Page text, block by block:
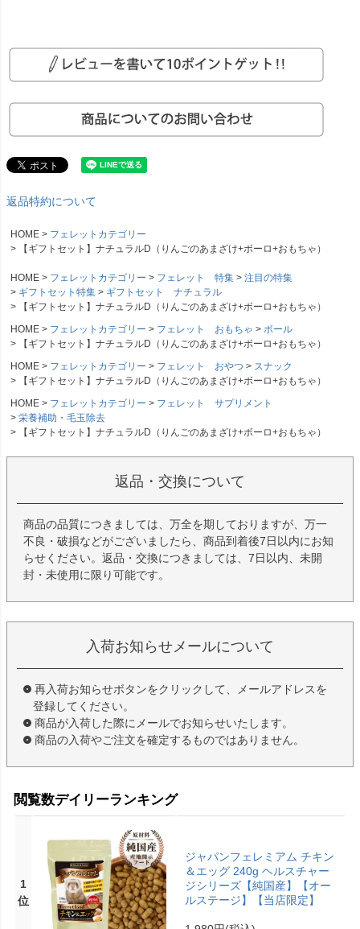
返品特約について
HOME
フェレットカテゴリー
【ギフトセット】ナチュラルD（りんごのあまざけ+ボーロ+おもちゃ）
HOME フェレットカテゴリー フェレット 特集
注目の特集
ギフトセット特集
ギフトセット ナチュラル
【ギフトセット】ナチュラルD（りんごのあまざけ+ボーロ+おもちゃ）
HOME
フェレットカテゴリー フェレット おもちゃ
ボール
【ギフトセット】ナチュラルD（りんごのあまざけ+ボーロ+おもちゃ）
HOME
フェレットカテゴリー フェレット おやつ
スナック
【ギフトセット】ナチュラルD（りんごのあまざけ+ボーロ+おもちゃ）
HOME
フェレットカテゴリー
フェレット サプリメント
栄養補助・毛玉除去
【ギフトセット】ナチュラルD（りんごのあまざけ+ボーロ+おもちゃ）
返品・交換について
商品の品質につきましては、万全を期しておりますが、万一
不良・破損などがございましたら、商品到着後7日以内にお知
らせください。返品・交換につきましては、7日以内、未開
封・未使用に限り可能です。
入荷お知らせメールについて
再入荷お知らせボタンをクリックして、メールアドレスを
登録してください。
商品が入荷した際にメールでお知らせいたします。
商品の入荷やご注文を確定するものではありません。
閲覧数デイリーランキング
1
位
ジャパンフェレミアム チキン
＆エッグ 240g ヘルスチャー
ジシリーズ【純国産】【オー
ルステージ】【当店限定】